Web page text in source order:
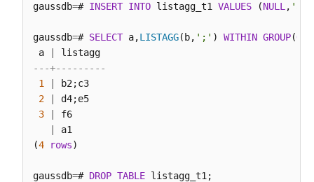
和
期
处
函
数
gaussdb=# INSERT INTO listagg_t1 VALUES (NULL , 'a1'
gaussdb=# SELECT a,LISTAGG(b, ';' ) WITHIN GROUP(
a
---+---------
1
b2;c3
2
d4;e5
3
f6
a1
(4 rows)
gaussdb=# DROP TABLE